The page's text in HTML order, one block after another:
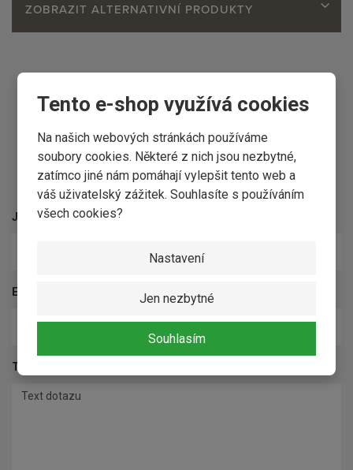
Tento e-shop využívá cookies
Na našich webových stránkách používáme
soubory cookies. Některé z nich jsou nezbytné,
zatímco jiné nám pomáhají vylepšit tento web a
váš uživatelský zážitek. Souhlasíte s používáním
všech cookies?
Nastavení
Jen nezbytné
Souhlasím
ZOBRAZIT ALTERNATIVNÍ PRODUKTY
Kontaktní formulář
Jméno a příjmení*
E-mail
Text dotazu